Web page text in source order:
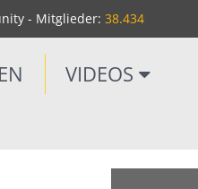
- Mitglieder: 38.434
VIDEOS